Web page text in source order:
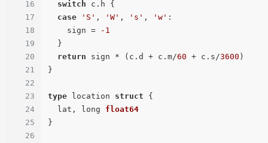
16
17
18
19
20
21
22
23
24
25
26
switch c.h {
case
'S' , 'W' , 's' , 'w' :
    sign =
-1
return sign * (c.d + c.m/60 + c.s/3600 )
}
type location struct {
  lat, long
float64
}